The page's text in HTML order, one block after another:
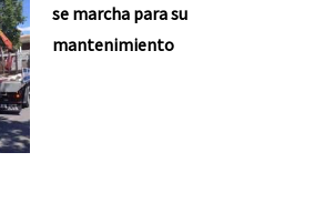
se marcha para su
mantenimiento